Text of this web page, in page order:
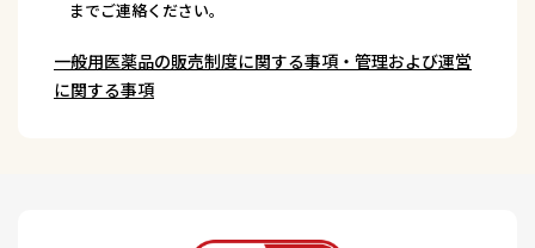
までご連絡ください。
一般用医薬品の販売制度に関する事項・管理および運営
に関する事項